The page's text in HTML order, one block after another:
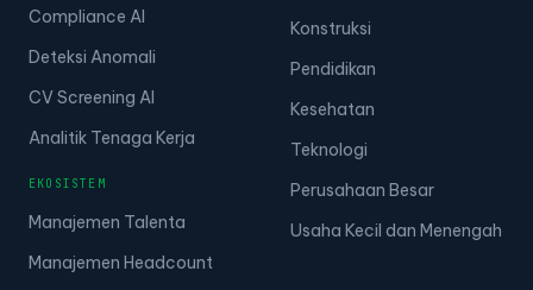
Compliance AI
Deteksi Anomali
CV Screening AI
Analitik Tenaga Kerja
EKOSISTEM
Manajemen Talenta
Manajemen Headcount
Konstruksi
Pendidikan
Kesehatan
Teknologi
Perusahaan Besar
Usaha Kecil dan Menengah